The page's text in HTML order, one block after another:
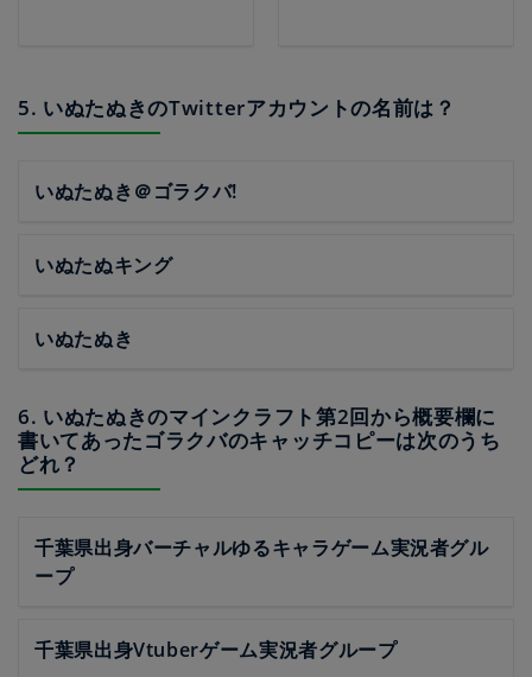
5. いぬたぬきのTwitterアカウントの名前は？
いぬたぬき＠ゴラクバ!
いぬたぬキング
いぬたぬき
6. いぬたぬきのマインクラフト第2回から概要欄に
書いてあったゴラクバのキャッチコピーは次のうち
どれ？
千葉県出身バーチャルゆるキャラゲーム実況者グル
ープ
千葉県出身Vtuberゲーム実況者グループ